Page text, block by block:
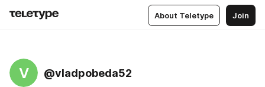
About Teletype Join
V @vladpobeda52